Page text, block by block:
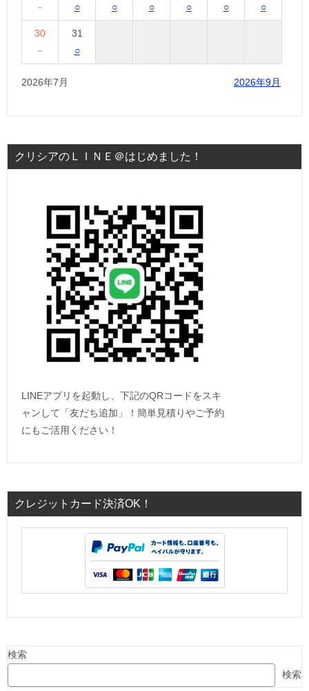
－
○
○
○
○
○
○
30
－
31
○
2026年7月 2026年9月
クリシアのＬＩＮＥ＠はじめました！
LINEアプリを起動し、下記のQRコードをスキ
ャンして「友だち追加」！簡単見積りやご予約
にもご活用ください！
クレジットカード決済OK！
検索
検索